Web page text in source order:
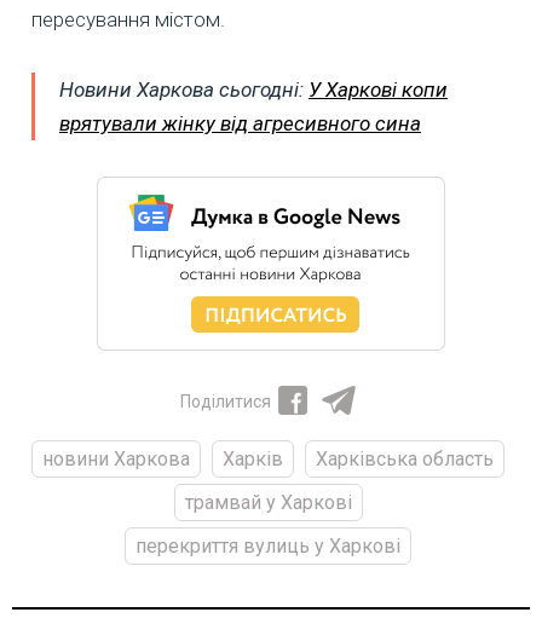
пересування містом.
Новини Харкова сьогодні: У Харкові копи
врятували жінку від агресивного сина
Поділитися
новини Харкова Харків
Харківська область
трамвай у Харкові
перекриття вулиць у Харкові